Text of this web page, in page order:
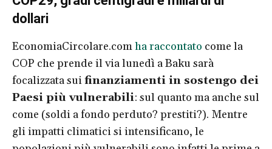
dollari
EconomiaCircolare.comha raccontato come la
COP che prende il via lunedì a Baku sarà
focalizzata suifinanziamenti in sostengo dei
Paesi più vulnerabili: sul quanto ma anche sul
come (soldi a fondo perduto? prestiti?). Mentre
gli impatti climatici si intensificano, le